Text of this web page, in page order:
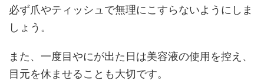
必ず爪やティッシュで無理にこすらないようにしま
しょう。
また、一度目やにが出た日は美容液の使用を控え、
目元を休ませることも大切です。